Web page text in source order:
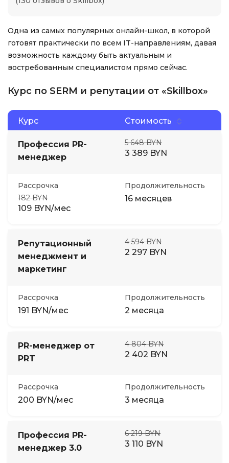
Одна из самых популярных онлайн-школ, в которой
готовят практически по всем IT-направлениям, давая
возможность каждому быть актуальным и
востребованным специалистом прямо сейчас.
Курс по SERM и репутации от «Skillbox»
Курс Стоимость
Профессия PR-
менеджер
5 648 BYN
3 389 BYN
Рассрочка
182 BYN
109 BYN/мес
Продолжительность
16 месяцев
Репутационный
менеджмент и
маркетинг
4 594 BYN
2 297 BYN
Рассрочка
191 BYN/мес
Продолжительность
2 месяца
PR-менеджер от
PRT
4 804 BYN
2 402 BYN
Рассрочка
200 BYN/мес
Продолжительность
3 месяца
Профессия PR-
менеджер 3.0
6 219 BYN
3 110 BYN